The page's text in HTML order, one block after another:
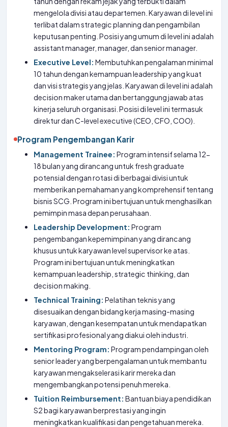
mengelola divisi atau departemen. Karyawan di level ini
terlibat dalam strategic planning dan pengambilan
keputusan penting. Posisi yang umum di level ini adalah
assistant manager, manager, dan senior manager.
Executive Level: Membutuhkan pengalaman minimal
10 tahun dengan kemampuan leadership yang kuat
dan visi strategis yang jelas. Karyawan di level ini adalah
decision maker utama dan bertanggung jawab atas
kinerja seluruh organisasi. Posisi di level ini termasuk
direktur dan C-level executive (CEO, CFO, COO).
Program Pengembangan Karir
Management Trainee: Program intensif selama 12-
18 bulan yang dirancang untuk fresh graduate
potensial dengan rotasi di berbagai divisi untuk
memberikan pemahaman yang komprehensif tentang
bisnis SCG. Program ini bertujuan untuk menghasilkan
pemimpin masa depan perusahaan.
Leadership Development: Program
pengembangan kepemimpinan yang dirancang
khusus untuk karyawan level supervisor ke atas.
Program ini bertujuan untuk meningkatkan
kemampuan leadership, strategic thinking, dan
decision making.
Technical Training: Pelatihan teknis yang
disesuaikan dengan bidang kerja masing-masing
karyawan, dengan kesempatan untuk mendapatkan
sertifikasi profesional yang diakui oleh industri.
Mentoring Program: Program pendampingan oleh
senior leader yang berpengalaman untuk membantu
karyawan mengakselerasi karir mereka dan
mengembangkan potensi penuh mereka.
Tuition Reimbursement: Bantuan biaya pendidikan
S2 bagi karyawan berprestasi yang ingin
meningkatkan kualifikasi dan pengetahuan mereka.